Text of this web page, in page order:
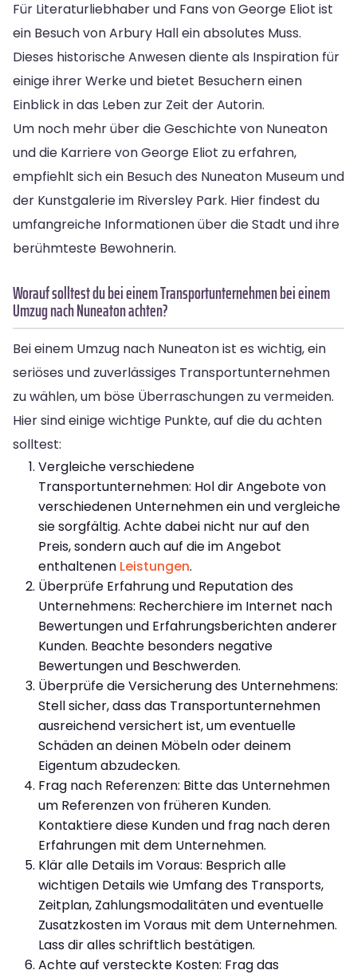
Für Literaturliebhaber und Fans von George Eliot ist
ein Besuch von Arbury Hall ein absolutes Muss.
Dieses historische Anwesen diente als Inspiration für
einige ihrer Werke und bietet Besuchern einen
Einblick in das Leben zur Zeit der Autorin.
Um noch mehr über die Geschichte von Nuneaton
und die Karriere von George Eliot zu erfahren,
empfiehlt sich ein Besuch des Nuneaton Museum und
der Kunstgalerie im Riversley Park. Hier findest du
umfangreiche Informationen über die Stadt und ihre
berühmteste Bewohnerin.
Worauf solltest du bei einem Transportunternehmen bei einem
Umzug nach Nuneaton achten?
Bei einem Umzug nach Nuneaton ist es wichtig, ein
seriöses und zuverlässiges Transportunternehmen
zu wählen, um böse Überraschungen zu vermeiden.
Hier sind einige wichtige Punkte, auf die du achten
solltest:
Vergleiche verschiedene
Transportunternehmen: Hol dir Angebote von
verschiedenen Unternehmen ein und vergleiche
sie sorgfältig. Achte dabei nicht nur auf den
Preis, sondern auch auf die im Angebot
enthaltenen Leistungen.
Überprüfe Erfahrung und Reputation des
Unternehmens: Recherchiere im Internet nach
Bewertungen und Erfahrungsberichten anderer
Kunden. Beachte besonders negative
Bewertungen und Beschwerden.
Überprüfe die Versicherung des Unternehmens:
Stell sicher, dass das Transportunternehmen
ausreichend versichert ist, um eventuelle
Schäden an deinen Möbeln oder deinem
Eigentum abzudecken.
Frag nach Referenzen: Bitte das Unternehmen
um Referenzen von früheren Kunden.
Kontaktiere diese Kunden und frag nach deren
Erfahrungen mit dem Unternehmen.
Klär alle Details im Voraus: Besprich alle
wichtigen Details wie Umfang des Transports,
Zeitplan, Zahlungsmodalitäten und eventuelle
Zusatzkosten im Voraus mit dem Unternehmen.
Lass dir alles schriftlich bestätigen.
Achte auf versteckte Kosten: Frag das